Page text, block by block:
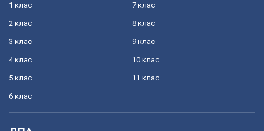
1 клас
2 клас
3 клас
4 клас
5 клас
6 клас
7 клас
8 клас
9 клас
10 клас
11 клас